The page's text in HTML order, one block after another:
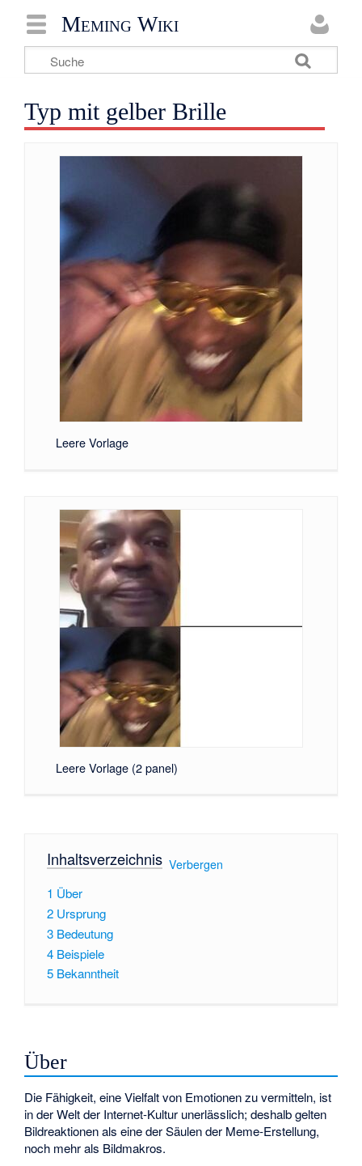
Meming Wiki
Typ mit gelber Brille
Leere Vorlage
Leere Vorlage (2 panel)
Inhaltsverzeichnis[ Verbergen
1 Über
2 Ursprung
3 Bedeutung
4 Beispiele
5 Bekanntheit
Über
Die Fähigkeit, eine Vielfalt von Emotionen zu vermitteln, ist
in der Welt der Internet-Kultur unerlässlich; deshalb gelten
Bildreaktionen als eine der Säulen der Meme-Erstellung,
noch mehr als Bildmakros.